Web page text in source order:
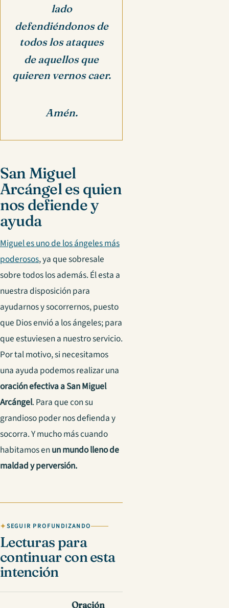
lado
defendiéndonos de
todos los ataques
de aquellos que
quieren vernos caer.
Amén.
San Miguel
Arcángel es quien
nos defiende y
ayuda
Miguel es uno de los ángeles más
poderosos, ya que sobresale
sobre todos los además. Él esta a
nuestra disposición para
ayudarnos y socorrernos, puesto
que Dios envió a los ángeles; para
que estuviesen a nuestro servicio.
Por tal motivo, si necesitamos
una ayuda podemos realizar una
oración efectiva a San Miguel
Arcángel. Para que con su
grandioso poder nos defienda y
socorra. Y mucho más cuando
habitamos enun mundo lleno de
maldad y perversión.
SEGUIR PROFUNDIZANDO
Lecturas para
continuar con esta
intención
Oración